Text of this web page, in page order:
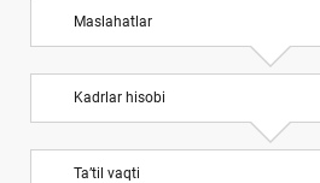
Maslahatlar
Kadrlar hisobi
Ta’til vaqti